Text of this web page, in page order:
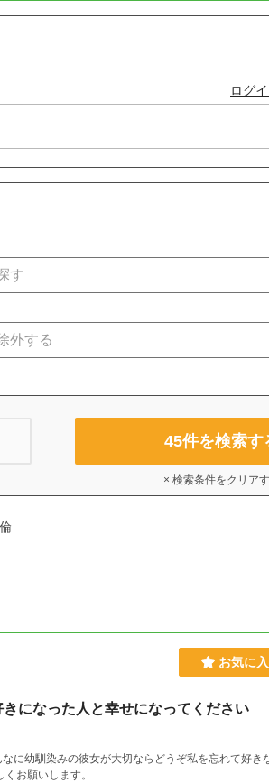
ログ
45件を検索す
× 検索条件をクリア
お気に
になった人と幸せになってください
に幼馴染みの彼女が大切ならどうぞ私を忘れて好き
くお願いします。